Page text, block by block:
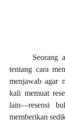
Seorang
tentang cara
menjawab agar
kali memuat
lain—resensi
memberikan